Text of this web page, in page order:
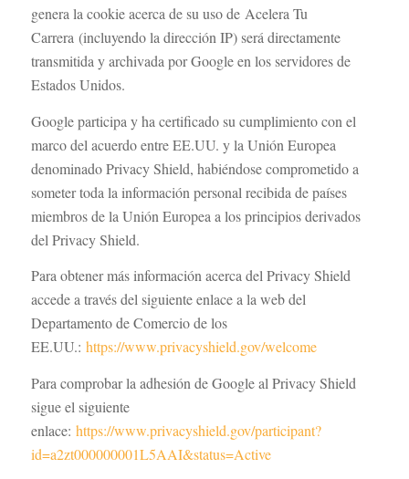
genera la cookie acerca de su uso de Acelera Tu
Carrera (incluyendo la dirección IP) será directamente
transmitida y archivada por Google en los servidores de
Estados Unidos.
Google participa y ha certificado su cumplimiento con el
marco del acuerdo entre EE.UU. y la Unión Europea
denominado Privacy Shield, habiéndose comprometido a
someter toda la información personal recibida de países
miembros de la Unión Europea a los principios derivados
del Privacy Shield.
Para obtener más información acerca del Privacy Shield
accede a través del siguiente enlace a la web del
Departamento de Comercio de los
EE.UU.: https://www.privacyshield.gov/welcome
Para comprobar la adhesión de Google al Privacy Shield
sigue el siguiente
enlace: https://www.privacyshield.gov/participant?
id=a2zt000000001L5AAI&status=Active